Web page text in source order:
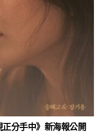
分手中》新海報公開